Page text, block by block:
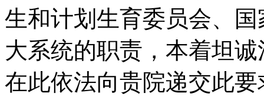
生和计划生育委员会、
大系统的职责，本着坦
在此依法向贵院递交此要